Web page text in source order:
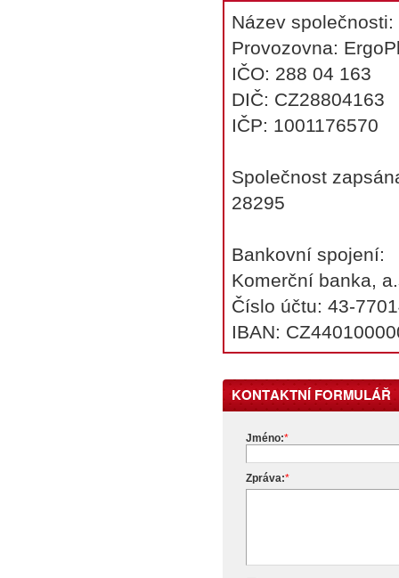
Název
Provozovna:
IČO: 288 04 163
DIČ: CZ28804163
IČP: 1001176570
Společnost
28295
Bankovní spojení:
Komerční banka,
Číslo účtu: 43-
IBAN:
KONTAKTNÍ FORMULÁŘ
Jméno:*
Zpráva:*